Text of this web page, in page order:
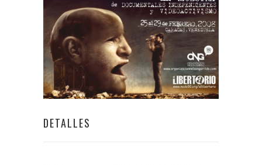
DETALLES